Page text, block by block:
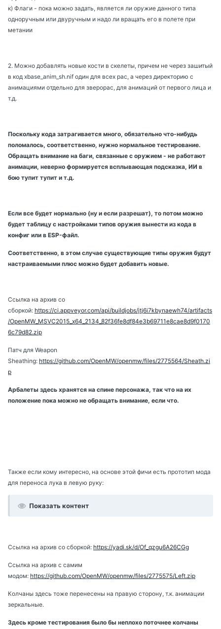
к) Флаги - пока можно задать, является ли оружие данного типа
одноручным или двуручным и надо ли вращать его в полете при
метании
2. Можно добавлять новые кости в скелеты, причем не через зашитый
в код xbase_anim_sh.nif один для всех рас, а через директорию с
анимациями отдельно для зверорас, для анимаций от первого лица и
т.д.
Поскольку кода затрагивается много, обязательно что-нибудь
поломалось, соответственно, нужно нормальное тестирование.
Обращать внимание на баги, связанные с оружием - не работают
анимации, неверно формируется всплывающая подсказка, ИИ в
бою тупит тупит и т.д.
Если все будет нормально (ну и если разрешат), то потом можно
будет таблицу с настройками типов оружия вынести из кода в
конфиг или в ESP-файл.
Соответственно, в этом случае существующие типы оружия будут
настраиваемыми плюс можно будет добавить новые.
Ссылка на архив со
сборкой: https://ci.appveyor.com/api/buildjobs/jtj6i7kbynaewh74/artifacts
/OpenMW_MSVC2015_x64_2134_82f36fe8df84e3b69711e8cae8d9f0170
6c79d82.zip
Патч для Weapon
Sheathing: https://github.com/OpenMW/openmw/files/2775564/Sheath.zi
p
Арбалеты здесь хранятся на спине персонажа, так что на их
положение пока можно не обращать внимание, если что.
Также если кому интересно, на основе этой фичи есть прототип мода
для переноса лука в левую руку:
Показать контент
Ссылка на архив со сборкой: https://yadi.sk/d/Of_qzgu6A26CGg
Ссылка на архив с самим
модом: https://github.com/OpenMW/openmw/files/2775575/Left.zip
Колчаны здесь тоже перенесены на правую сторону, т.к. анимации
зеркальные.
Здесь кроме тестирования было бы неплохо поточнее колчаны